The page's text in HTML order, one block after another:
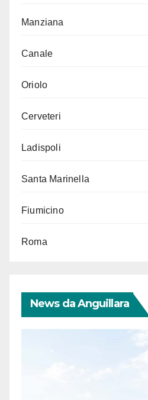
Manziana
Canale
Oriolo
Cerveteri
Ladispoli
Santa Marinella
Fiumicino
Roma
News da Anguillara